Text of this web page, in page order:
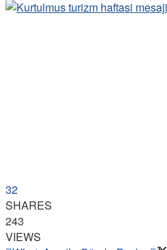
32
SHARES
243
VIEWS